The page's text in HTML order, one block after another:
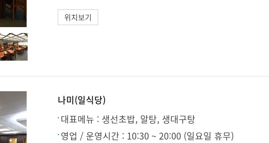
위치보기
나미(일식당)
대표메뉴 : 생선초밥, 알탕, 생대구탕
영업 / 운영시간 : 10:30 ~ 20:00 (일요일 휴무)